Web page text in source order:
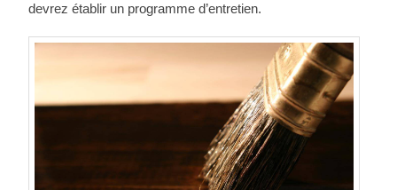
devrez établir un programme d’entretien.